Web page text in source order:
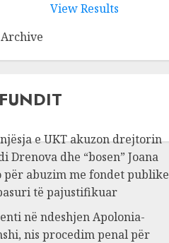
View Results
e UKT akuzon drejtorin
Drenova dhe “bosen” Joana
për abuzim me fondet publike
të pajustifikuar
në ndeshjen Apolonia-
nis procedim penal për